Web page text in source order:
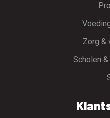
Zorg &
Scholen